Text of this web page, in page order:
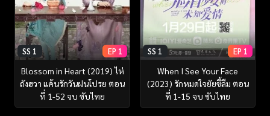
SS 1 EP 1
Blossom in Heart (2019) ไห่
ถังฮวา แค้นรักวันฝนโปรย ตอน
ที่ 1-52 จบ ซับไทย
SS 1 EP 1
When I See Your Face
(2023) รักหมดใจยัยขี้ลืม ตอน
ที่ 1-15 จบ ซับไทย